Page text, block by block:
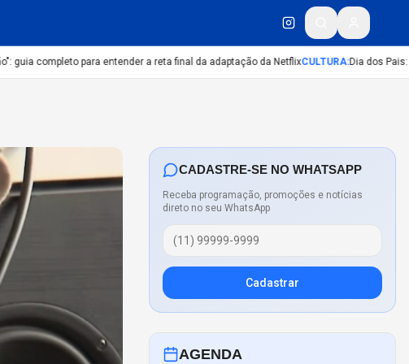
completo para entender a reta final da adaptação da NetflixCULTURA:Dia dos Pais: 8
CADASTRE-SE NO WHATSAPP
Receba programação, promoções e notícias
direto no seu WhatsApp
Cadastrar
AGENDA